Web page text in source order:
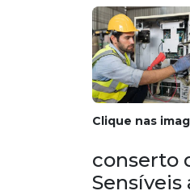
Clique nas
conserto
Sensíveis